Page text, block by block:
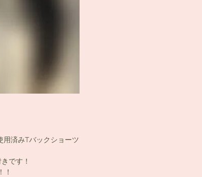
用済みTバックショーツ
です！
！